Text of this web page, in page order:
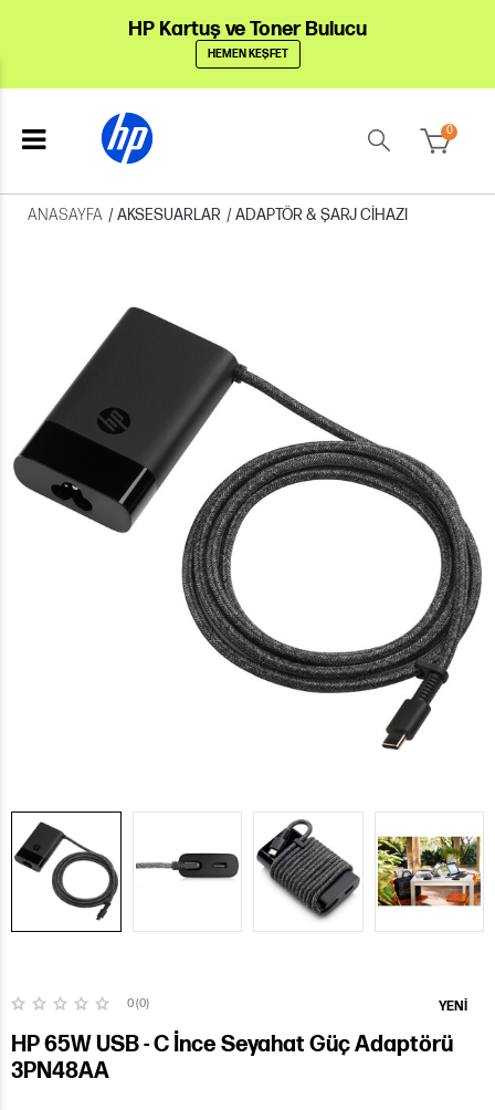
HP Kartuş ve Toner Bulucu
HEMEN KEŞFET
0
ANASAYFA /AKSESUARLAR /ADAPTÖR & ŞARJ CIHAZI
YENI
0 (0)
HP 65W USB - C İnce Seyahat Güç Adaptörü
3PN48AA